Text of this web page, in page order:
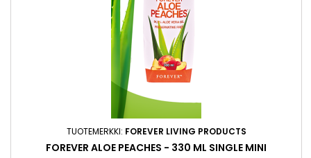
TUOTEMERKKI: FOREVER LIVING PRODUCTS
FOREVER ALOE PEACHES - 330 ML SINGLE MINI